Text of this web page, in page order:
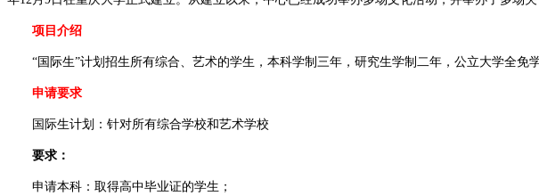
项目介绍
“国际生”计划招生所有综合、艺术的学生，本科学制三年，研究生学制二年，公立大学全免
申请要求
国际生计划：针对所有综合学校和艺术学校
要求：
申请本科：取得高中毕业证的学生；